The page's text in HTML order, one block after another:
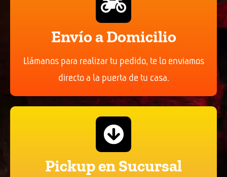
Envío a Domicilio
Llámanos para realizar tu pedido, te lo enviamos
directo a la puerta de tu casa.
Pickup en Sucursal